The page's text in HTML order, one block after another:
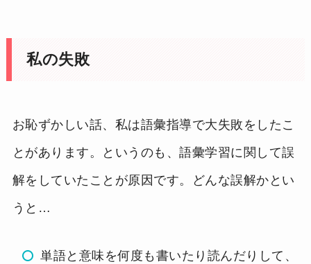
私の失敗
お恥ずかしい話、私は語彙指導で大失敗をしたこ
とがあります。というのも、語彙学習に関して誤
解をしていたことが原因です。どんな誤解かとい
うと…
単語と意味を何度も書いたり読んだりして、